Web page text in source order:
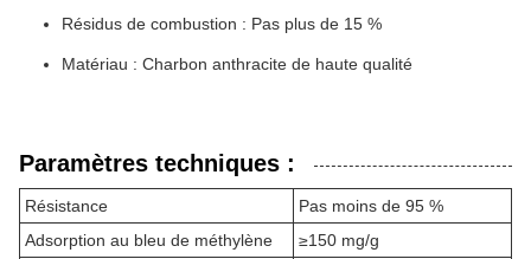
Résidus de combustion : Pas plus de 15 %
Matériau : Charbon anthracite de haute qualité
Paramètres techniques :
Résistance
Pas moins de 95 %
Adsorption au bleu de méthylène
≥150 mg/g